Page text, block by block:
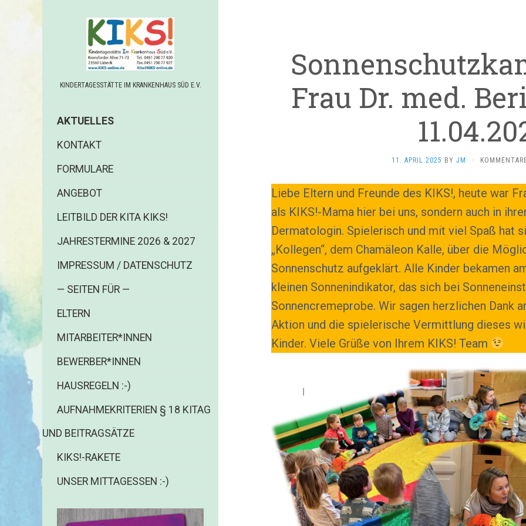
KINDERTAGESSTÄTTE IM KRANKENHAUS SÜD E.V.
AKTUELLES
KONTAKT
FORMULARE
ANGEBOT
LEITBILD DER KITA KIKS!
JAHRESTERMINE 2026 & 2027
IMPRESSUM / DATENSCHUTZ
— SEITEN FÜR —
ELTERN
MITARBEITER*INNEN
BEWERBER*INNEN
HAUSREGELN :-)
AUFNAHMEKRITERIEN § 18 KITAG
UND BEITRAGSÄTZE
KIKS!-RAKETE
UNSER MITTAGESSEN :-)
Frau Dr. med.
11. APRIL 2025 BY JM ·
Liebe Eltern und Freunde des KIKS!, heute war
als KIKS!-Mama hier bei uns, sondern auch in
Dermatologin. Spielerisch und mit viel Spaß hat
„Kollegen“, dem Chamäleon Kalle, über die
Sonnenschutz aufgeklärt. Alle Kinder bekamen
kleinen Sonnenindikator, das sich bei
Sonnencremeprobe. Wir sagen herzlichen Dank
Aktion und die spielerische Vermittlung dieses
Kinder. Viele Grüße von Ihrem KIKS! Team